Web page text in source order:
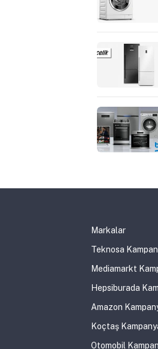
Markalar
Teknosa
Mediamarkt
Hepsiburada
Amazon
Koçtaş
Otomobil